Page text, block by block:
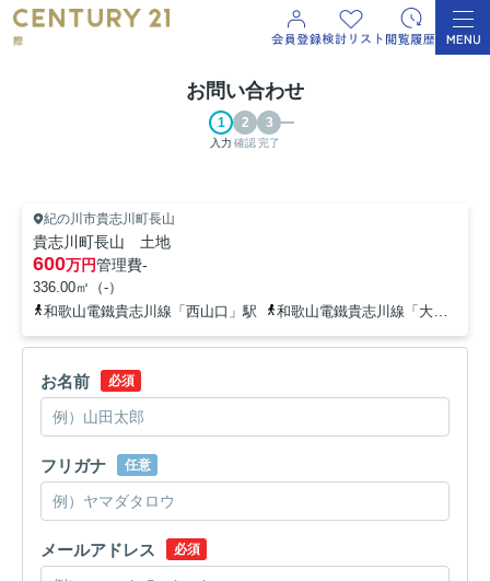
お問い合わせ
入力 確認完了
紀の川市貴志川町長山
貴志川町長山 土地
600万円管理費-
336.00㎡（-）
和歌山電鐵貴志川線「西山口」駅
和歌山電鐵貴志川線「大池遊園」駅
お名前 必須
フリガナ 任意
メールアドレス 必須